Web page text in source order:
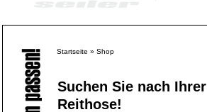
Startseite » Shop
Suchen Sie nach Ihrer
Reithose!